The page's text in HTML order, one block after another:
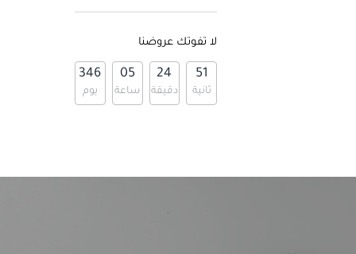
لا تفوتك عروضنا
50
ثانية
24
دقيقة
05
ساعة
346
يوم